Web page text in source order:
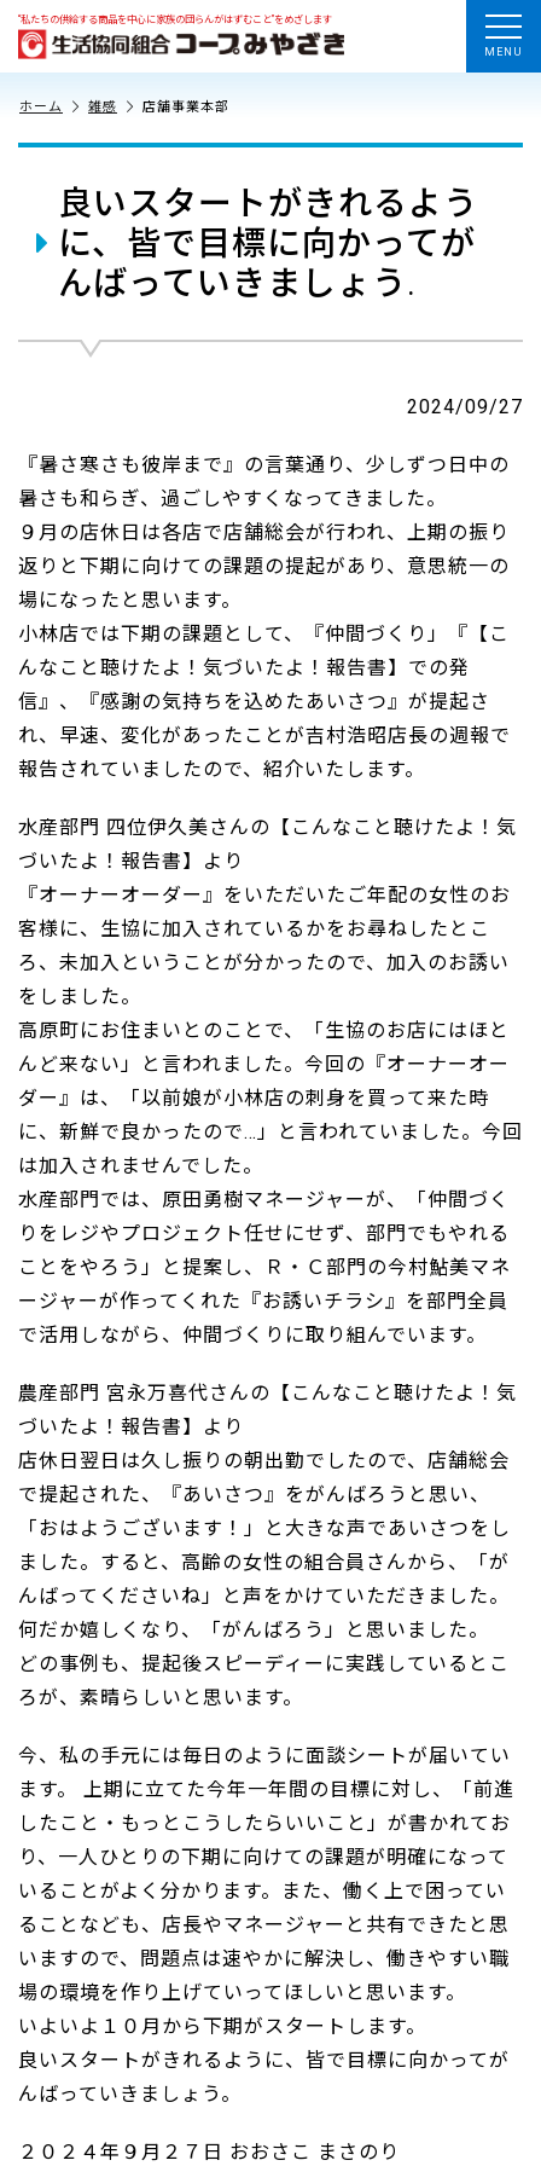
“私たちの供給する商品を中心に家族の団らんがはずむこと”をめざします
MENU
ホーム 雑感 店舗事業本部
良いスタートがきれるよう
に、皆で目標に向かってが
んばっていきましょう.
2024/09/27
『暑さ寒さも彼岸まで』の言葉通り、少しずつ日中の
暑さも和らぎ、過ごしやすくなってきました。
９月の店休日は各店で店舗総会が行われ、上期の振り
返りと下期に向けての課題の提起があり、意思統一の
場になったと思います。
小林店では下期の課題として、『仲間づくり」『【こ
んなこと聴けたよ！気づいたよ！報告書】での発
信』、『感謝の気持ちを込めたあいさつ』が提起さ
れ、早速、変化があったことが吉村浩昭店長の週報で
報告されていましたので、紹介いたします。
水産部門 四位伊久美さんの【こんなこと聴けたよ！気
づいたよ！報告書】より
『オーナーオーダー』をいただいたご年配の女性のお
客様に、生協に加入されているかをお尋ねしたとこ
ろ、未加入ということが分かったので、加入のお誘い
をしました。
高原町にお住まいとのことで、「生協のお店にはほと
んど来ない」と言われました。今回の『オーナーオー
ダー』は、「以前娘が小林店の刺身を買って来た時
に、新鮮で良かったので…」と言われていました。今回
は加入されませんでした。
水産部門では、原田勇樹マネージャーが、「仲間づく
りをレジやプロジェクト任せにせず、部門でもやれる
ことをやろう」と提案し、Ｒ・Ｃ部門の今村鮎美マネ
ージャーが作ってくれた『お誘いチラシ』を部門全員
で活用しながら、仲間づくりに取り組んでいます。
農産部門 宮永万喜代さんの【こんなこと聴けたよ！気
づいたよ！報告書】より
店休日翌日は久し振りの朝出勤でしたので、店舗総会
で提起された、『あいさつ』をがんばろうと思い、
「おはようございます！」と大きな声であいさつをし
ました。すると、高齢の女性の組合員さんから、「が
んばってくださいね」と声をかけていただきました。
何だか嬉しくなり、「がんばろう」と思いました。
どの事例も、提起後スピーディーに実践しているとこ
ろが、素晴らしいと思います。
今、私の手元には毎日のように面談シートが届いてい
ます。 上期に立てた今年一年間の目標に対し、「前進
したこと・もっとこうしたらいいこと」が書かれてお
り、一人ひとりの下期に向けての課題が明確になって
いることがよく分かります。また、働く上で困ってい
ることなども、店長やマネージャーと共有できたと思
いますので、問題点は速やかに解決し、働きやすい職
場の環境を作り上げていってほしいと思います。
いよいよ１０月から下期がスタートします。
良いスタートがきれるように、皆で目標に向かってが
んばっていきましょう。
２０２４年９月２７日 おおさこ まさのり